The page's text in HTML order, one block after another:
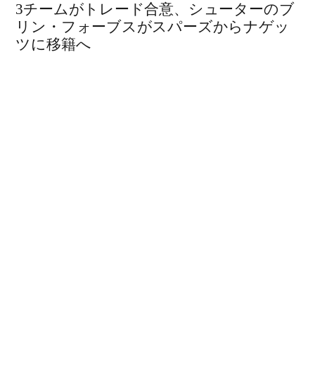
3チームがトレード合意、シューターのブ
リン・フォーブスがスパーズからナゲッ
ツに移籍へ